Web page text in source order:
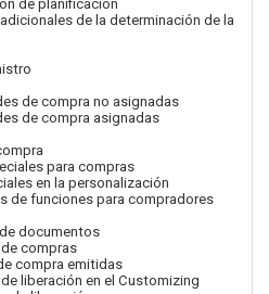
de planificación
de la determinación de la
de compra no asignadas
de compra asignadas
para compras
en la personalización
de funciones para compradores
documentos
compras
compra emitidas
liberación en el Customizing